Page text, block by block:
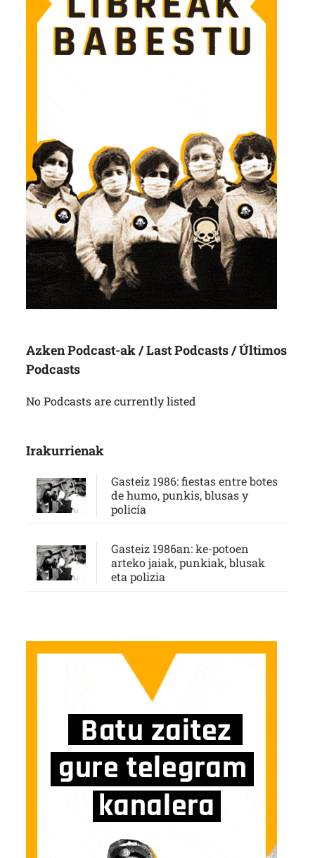
Azken Podcast-ak / Last Podcasts / Últimos
Podcasts
No Podcasts are currently listed
Irakurrienak
Gasteiz 1986: fiestas entre botes
de humo, punkis, blusas y
policía
Gasteiz 1986an: ke-potoen
arteko jaiak, punkiak, blusak
eta polizia